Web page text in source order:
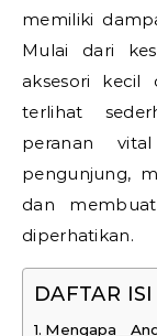
memiliki
Mulai dari
aksesori kecil
terlihat
peranan
pengunjung,
dan
diperhatikan.
DAFTAR ISI
Mengapa